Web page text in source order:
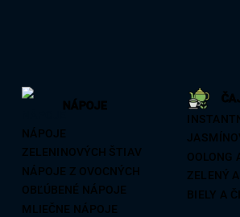
MOCHI
OVOCNÉ
ALKOHOL
VÍNO
NÁPOJE
NÁPOJE
ZELENINOVÝCH ŠTIAV
NÁPOJE Z OVOCNÝCH
OBĽÚBENÉ NÁPOJE
MLIEČNE NÁPOJE
OOLONG
ZELENÝ
BIELY A